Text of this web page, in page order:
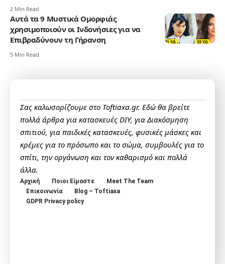
2 Min Read
Αυτά τα 9 Μυστικά Ομορφιάς
χρησιμοποιούν οι Ινδονήσιες για να
Επιβραδύνουν τη Γήρανση
5 Min Read
Σας καλωσορίζουμε στο Toftiaxa.gr. Εδώ θα βρείτε
πολλά άρθρα για κατασκευές DIY, για Διακόσμηση
σπιτιού, για παιδικές κατασκευές, φυσικές μάσκες και
κρέμες για το πρόσωπο και το σώμα, συμβουλές για το
σπίτι, την οργάνωση και τον καθαρισμό και πολλά
άλλα.
Αρχική Ποιοι Είμαστε
Meet The Team
Επικοινωνία
Blog – Toftiaxa
GDPR Privacy policy